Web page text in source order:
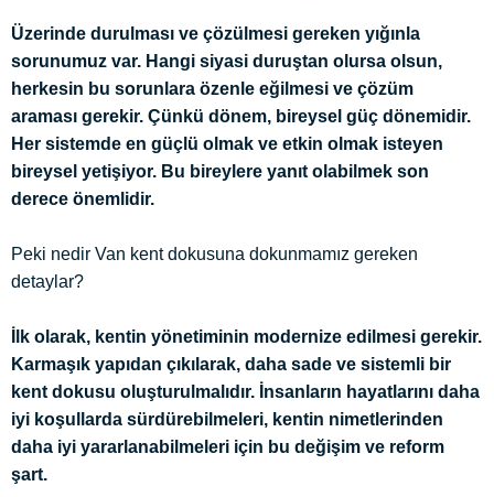
Üzerinde durulması ve çözülmesi gereken yığınla
sorunumuz var. Hangi siyasi duruştan olursa olsun,
herkesin bu sorunlara özenle eğilmesi ve çözüm
araması gerekir. Çünkü dönem, bireysel güç dönemidir.
Her sistemde en güçlü olmak ve etkin olmak isteyen
bireysel yetişiyor. Bu bireylere yanıt olabilmek son
derece önemlidir.
Peki nedir Van kent dokusuna dokunmamız gereken
detaylar?
İlk olarak, kentin yönetiminin modernize edilmesi gerekir.
Karmaşık yapıdan çıkılarak, daha sade ve sistemli bir
kent dokusu oluşturulmalıdır. İnsanların hayatlarını daha
iyi koşullarda sürdürebilmeleri, kentin nimetlerinden
daha iyi yararlanabilmeleri için bu değişim ve reform
şart.